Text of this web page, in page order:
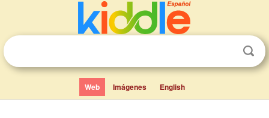
Web Imágenes English